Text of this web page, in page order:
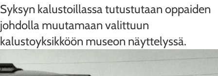
Syksyn kalustoillassa tutustutaan oppaiden
johdolla muutamaan valittuun
kalustoyksikköön museon näyttelyssä.